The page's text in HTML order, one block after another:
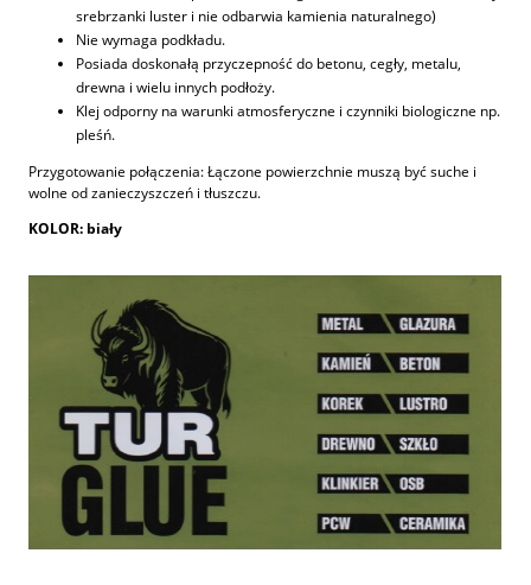
srebrzanki luster i nie odbarwia kamienia naturalnego)
Nie wymaga podkładu.
Posiada doskonałą przyczepność do betonu, cegły, metalu,
drewna i wielu innych podłoży.
Klej odporny na warunki atmosferyczne i czynniki biologiczne np.
pleśń.
Przygotowanie połączenia: Łączone powierzchnie muszą być suche i
wolne od zanieczyszczeń i tłuszczu.
KOLOR: biały